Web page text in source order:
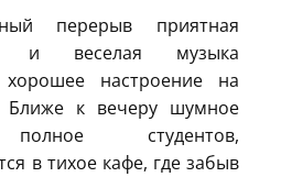
перерыв приятная
и веселая музыка
хорошее настроение на
Ближе к вечеру шумное
студентов,
в тихое кафе, где забыв